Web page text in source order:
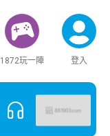
1872玩一陣 登入